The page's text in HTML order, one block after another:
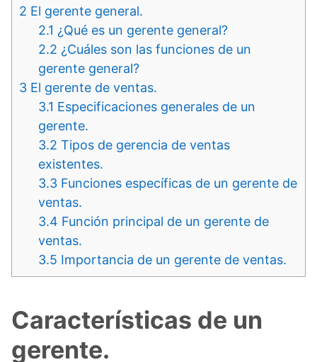
2 El gerente general.
2.1 ¿Qué es un gerente general?
2.2 ¿Cuáles son las funciones de un
gerente general?
3 El gerente de ventas.
3.1 Especificaciones generales de un
gerente.
3.2 Tipos de gerencia de ventas
existentes.
3.3 Funciones específicas de un gerente de
ventas.
3.4 Función principal de un gerente de
ventas.
3.5 Importancia de un gerente de ventas.
Características de un
gerente.